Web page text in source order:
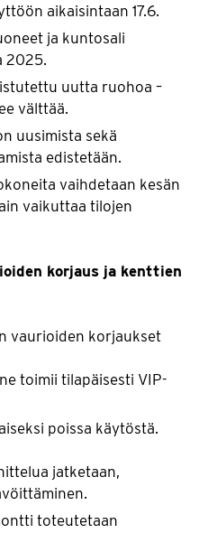
aikaisintaan 17.6.
ja kuntosali
2025.
uutta ruohoa –
välttää.
uusimista sekä
edistetään.
vaihdetaan kesän
vaikuttaa tilojen
korjaus ja kenttien
vaurioiden korjaukset
toimii tilapäisesti VIP-
poissa käytöstä.
jatketaan,
toteutetaan